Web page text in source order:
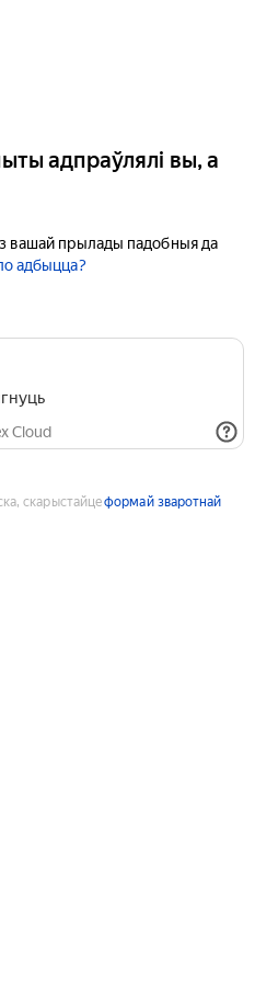
адпраўлялі вы, а
вашай прылады падобныя да
адбыцца?
Cloud
скарыстайцеформай зваротнай